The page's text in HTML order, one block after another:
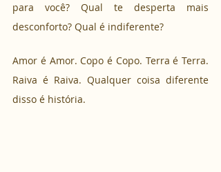
para você? Qual te desperta mais
desconforto? Qual é indiferente?
Amor é Amor. Copo é Copo. Terra é Terra.
Raiva é Raiva. Qualquer coisa diferente
disso é história.